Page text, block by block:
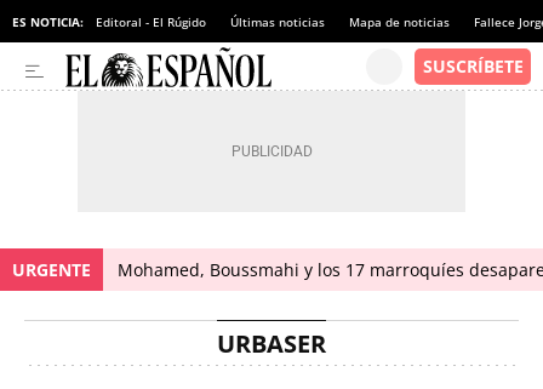
ES NOTICIA: Editoral - El Rúgido Últimas noticias Mapa de noticias Fallece
URGENTE Mohamed, Boussmahi y los 17 marroquíes
URBASER